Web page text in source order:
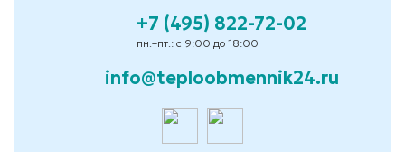
+7 (495) 822-72-02
пн.–пт.: с 9:00 до 18:00
info@teploobmennik24.ru